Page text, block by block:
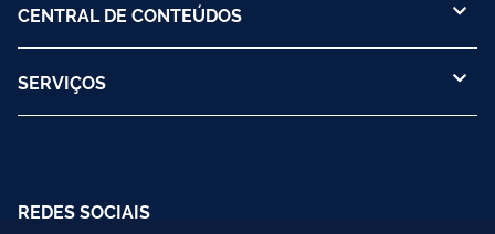
CENTRAL DE CONTEÚDOS
SERVIÇOS
REDES SOCIAIS